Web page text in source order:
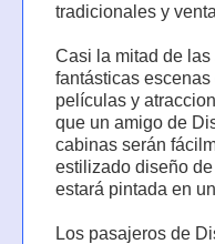
tradicionales y
Casi la mitad de
fantásticas
películas y
que un amigo de
cabinas serán
estilizado diseño
estará pintada en
Los pasajeros de